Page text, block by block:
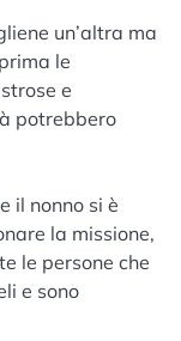
un’altra ma
le
e
potrebbero
il nonno si è
la missione,
le persone che
e sono